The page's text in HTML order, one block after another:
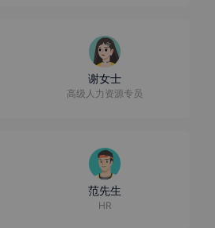
谢女士
高级人力资源专员
范先生
HR